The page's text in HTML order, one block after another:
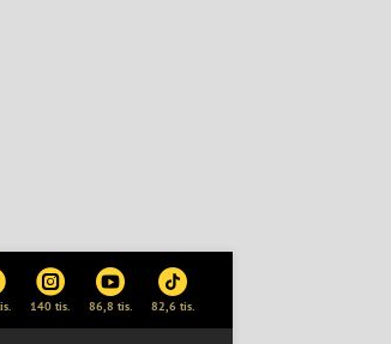
140 tis. 86,8 tis. 82,6 tis.